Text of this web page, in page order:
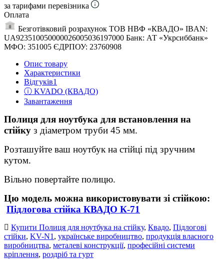
за тарифами перевізника
Оплата
Безготівковий розрахунок ТОВ НВФ «КВАДО» IBAN:
UA923510050000026005036197000 Банк: АТ «Укрсиббанк»
МФО: 351005 ЄДРПОУ: 23760908
Опис товару
Характеристики
Відгуків1
ⓘ KVADO (КВАДО)
Завантаження
Полиця для ноутбука для встановлення на
стійку з діаметром труби 45 мм.
Розташуйте ваш ноутбук на стійці під зручним
кутом.
Вільно повертайте полицю.
Цю модель можна використовувати зі стійкою:
Підлогова стійка КВАДО К-71
Купити Полиця для ноутбука на стійку, Квадо, Підлогові
стійки, KV-N1 , українське виробництво, продукція власного
виробництва, металеві конструкції, професійні системи
кріплення, роздріб та гурт